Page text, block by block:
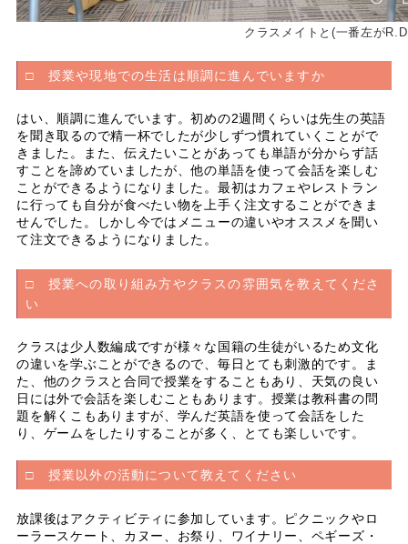
クラスメイトと(一番左が
□ 授業や現地での生活は順調に進んでいますか
はい、順調に進んでいます。初めの2週間くらいは先生の英語
を聞き取るので精一杯でしたが少しずつ慣れていくことがで
きました。また、伝えたいことがあっても単語が分からず話
すことを諦めていましたが、他の単語を使って会話を楽しむ
ことができるようになりました。最初はカフェやレストラン
に行っても自分が食べたい物を上手く注文することができま
せんでした。しかし今ではメニューの違いやオススメを聞い
て注文できるようになりました。
□ 授業への取り組み方やクラスの雰囲気を教えてくださ
い
クラスは少人数編成ですが様々な国籍の生徒がいるため文化
の違いを学ぶことができるので、毎日とても刺激的です。ま
た、他のクラスと合同で授業をすることもあり、天気の良い
日には外で会話を楽しむこともあります。授業は教科書の問
題を解くこもありますが、学んだ英語を使って会話をした
り、ゲームをしたりすることが多く、とても楽しいです。
□ 授業以外の活動について教えてください
放課後はアクティビティに参加しています。ピクニックやロ
ーラースケート、カヌー、お祭り、ワイナリー、ペギーズ・